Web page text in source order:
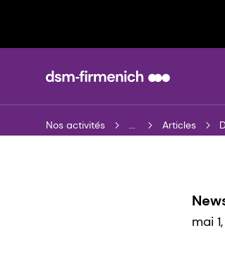
Nos activités ... Articles
mai